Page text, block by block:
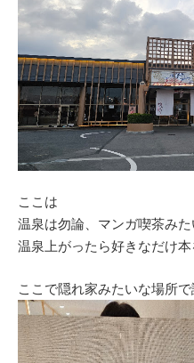
ここは
温泉は勿論、マンガ喫茶み
温泉上がったら好きなだけ
ここで隠れ家みたいな場所